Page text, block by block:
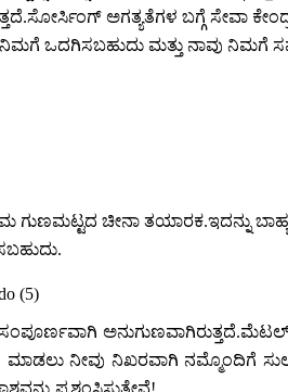
ಅಗತ್ಯತೆಗಳ ಬಗ್ಗೆ ಸೇವಾ
ನಿಮಗೆ ಒದಗಿಸಬಹುದು ಮತ್ತು ನಾವು ನಿಮಗೆ
ಚೀನಾ ತಯಾರಕ.ಇದನ್ನು
ಅನುಗುಣವಾಗಿರುತ್ತದೆ.ಮೆಟಲ್,
ನೀವು ನಿಖರವಾಗಿ ನಮ್ಮೊಂದಿಗೆ